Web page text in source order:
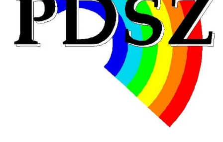
Hongrie : du changement pour les politiques
éducatives, aussi !
25 juin 2026
En Hongrie, le conservateur Peter Magyar et son parti
Tisza "Respect et liberté" ont remporté une large victoire,
contre le premier ministre sortant, Viktor Orban,…